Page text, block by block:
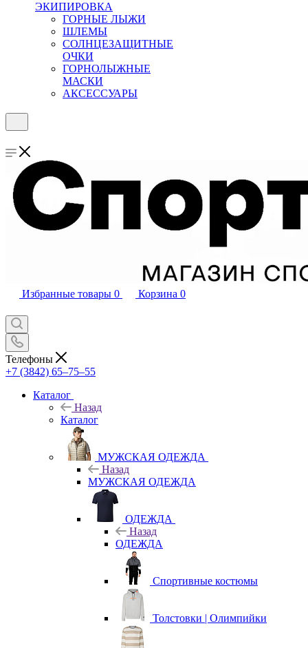
ЭКИПИРОВКА
ГОРНЫЕ ЛЫЖИ
ШЛЕМЫ
СОЛНЦЕЗАЩИТНЫЕ
ОЧКИ
ГОРНОЛЫЖНЫЕ
МАСКИ
АКСЕССУАРЫ
Избранные товары 0 Корзина 0
Телефоны
+7 (3842) 65–75–55
Каталог
Назад
Каталог
МУЖСКАЯ ОДЕЖДА
Назад
МУЖСКАЯ ОДЕЖДА
ОДЕЖДА
Назад
ОДЕЖДА
Спортивные костюмы
Толстовки | Олимпийки